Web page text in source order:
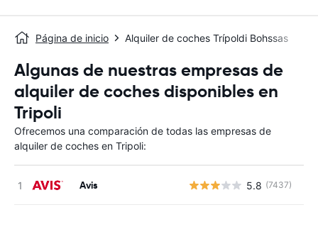
Página de inicio Alquiler de coches Trípoldi Bohssas
Algunas de nuestras empresas de
alquiler de coches disponibles en
Tripoli
Ofrecemos una comparación de todas las empresas de
alquiler de coches en Tripoli:
Avis 5.8 (7437)